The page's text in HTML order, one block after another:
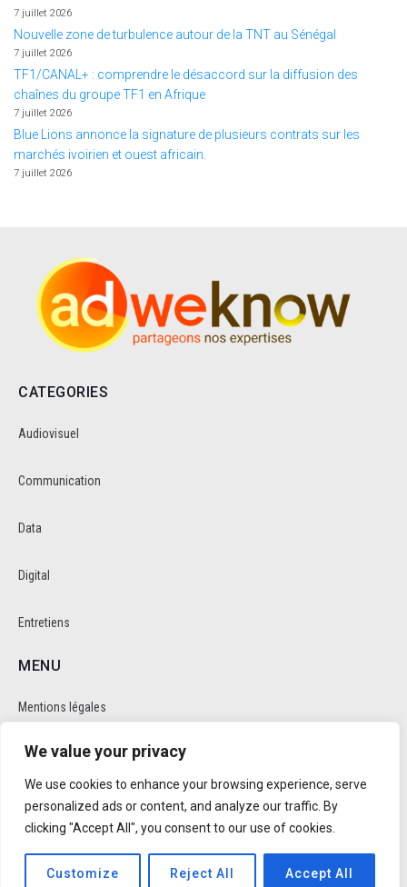
We value your privacy
We use cookies to enhance your browsing experience, serve
personalized ads or content, and analyze our traffic. By
clicking "Accept All", you consent to our use of cookies.
Customize Reject All Accept All
7 juillet 2026
Nouvelle zone de turbulence autour de la TNT au Sénégal
7 juillet 2026
TF1/CANAL+ : comprendre le désaccord sur la diffusion des
chaînes du groupe TF1 en Afrique
7 juillet 2026
Blue Lions annonce la signature de plusieurs contrats sur les
marchés ivoirien et ouest africain.
7 juillet 2026
CATEGORIES
Audiovisuel
Communication
Data
Digital
Entretiens
MENU
Mentions légales
Politique de cookie et de confidentalité
RÉSEAUX SOCIAUX